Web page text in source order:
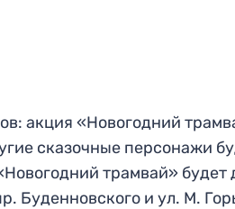
акция «Новогодний
сказочные персонажи
трамвай»
Буденновского и ул. М.